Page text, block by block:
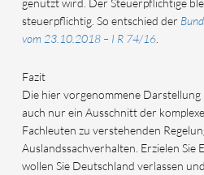
genutzt wird. Der Steuerpflichtige
steuerpflichtig. So entschied der
vom 23.10.2018 – I R 74/16
Fazit
Die hier vorgenommene
auch nur ein Ausschnitt der
Fachleuten zu verstehenden
Auslandssachverhalten. Erzielen Sie
wollen Sie Deutschland verlassen